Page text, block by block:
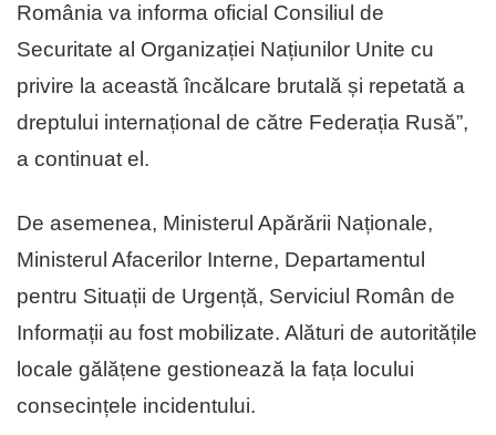
România va informa oficial Consiliul de
Securitate al Organizației Națiunilor Unite cu
privire la această încălcare brutală și repetată a
dreptului internațional de către Federația Rusă”,
a continuat el.
De asemenea, Ministerul Apărării Naționale,
Ministerul Afacerilor Interne, Departamentul
pentru Situații de Urgență, Serviciul Român de
Informații au fost mobilizate. Alături de autoritățile
locale gălățene gestionează la fața locului
consecințele incidentului.